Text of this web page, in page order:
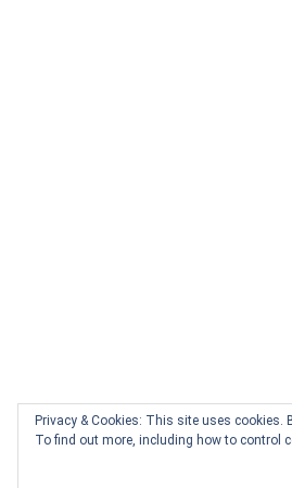
Privacy & Cookies: This site uses
To find out more, including how to control